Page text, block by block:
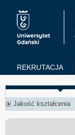
REKRUTACJA
Jakość kształcenia